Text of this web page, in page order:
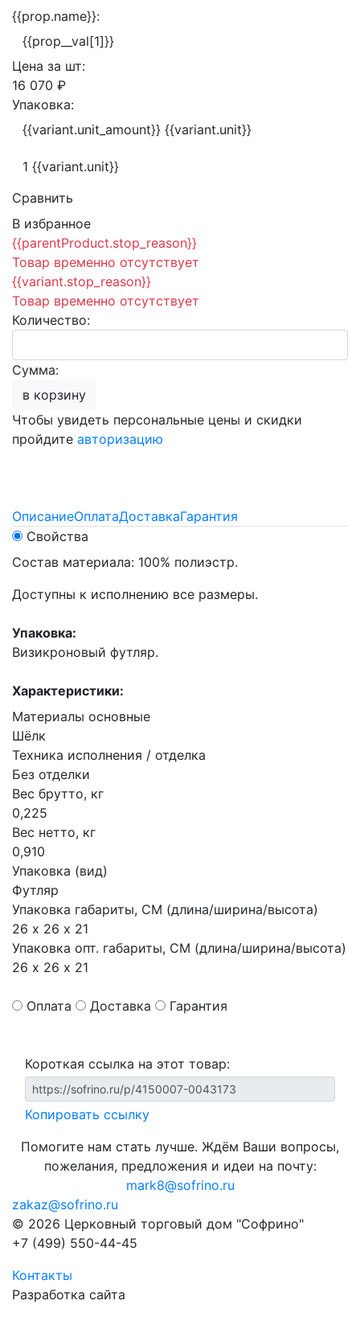
{{prop.name}}:
{{prop__val[1]}}
Цена за шт:
16 070 ₽
Упаковка:
{{variant.unit_amount}} {{variant.unit}}
1 {{variant.unit}}
Сравнить
В избранное
{{parentProduct.stop_reason}}
Товар временно отсутствует
{{variant.stop_reason}}
Товар временно отсутствует
Количество:
Сумма:
в корзину
Чтобы увидеть персональные цены и скидки
пройдите авторизацию
ОписаниеОплатаДоставкаГарантия
Свойства
Состав материала: 100% полиэстр.
Доступны к исполнению все размеры.
Упаковка:
Визикроновый футляр.
Характеристики:
Материалы основные
Шёлк
Техника исполнения / отделка
Без отделки
Вес брутто, кг
0,225
Вес нетто, кг
0,910
Упаковка (вид)
Футляр
Упаковка габариты, СМ (длина/ширина/высота)
26 х 26 х 21
Упаковка опт. габариты, СМ (длина/ширина/высота)
26 х 26 х 21
Оплата Доставка Гарантия
Короткая ссылка на этот товар:
Копировать ссылку
Помогите нам стать лучше. Ждём Ваши вопросы,
пожелания, предложения и идеи на почту:
mark8@sofrino.ru
zakaz@sofrino.ru
© 2026 Церковный торговый дом "Софрино"
+7 (499) 550-44-45
Контакты
Разработка сайта